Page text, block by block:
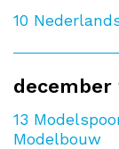
10
december
13
Modelbouw